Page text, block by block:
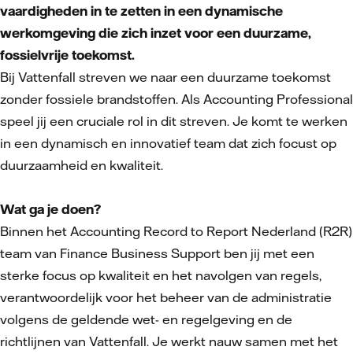
vaardigheden in te zetten in een dynamische
werkomgeving die zich inzet voor een duurzame,
fossielvrije toekomst.
Bij Vattenfall streven we naar een duurzame toekomst
zonder fossiele brandstoffen. Als Accounting Professional
speel jij een cruciale rol in dit streven. Je komt te werken
in een dynamisch en innovatief team dat zich focust op
duurzaamheid en kwaliteit.
Wat ga je doen?
Binnen het Accounting Record to Report Nederland (R2R)
team van Finance Business Support ben jij met een
sterke focus op kwaliteit en het navolgen van regels,
verantwoordelijk voor het beheer van de administratie
volgens de geldende wet- en regelgeving en de
richtlijnen van Vattenfall. Je werkt nauw samen met het